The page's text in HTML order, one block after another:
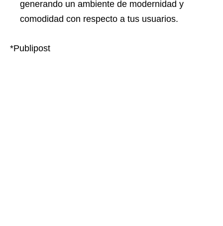
generando un ambiente de modernidad y
comodidad con respecto a tus usuarios.
*Publipost